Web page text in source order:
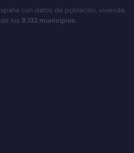
con datos de población, vivienda,
los 8.132 municipios.